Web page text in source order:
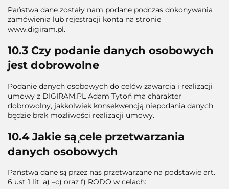
Państwa dane zostały nam podane podczas dokonywania
zamówienia lub rejestracji konta na stronie
www.digiram.pl.
10.3 Czy podanie danych osobowych
jest dobrowolne
Podanie danych osobowych do celów zawarcia i realizacji
umowy z DIGIRAM.PL Adam Tytoń ma charakter
dobrowolny, jakkolwiek konsekwencją niepodania danych
będzie brak możliwości realizacji umowy.
10.4 Jakie są ̨cele przetwarzania
danych osobowych
Państwa dane są̨ przez nas przetwarzane na podstawie art.
6 ust 1 lit. a) –c) oraz f) RODO w celach: